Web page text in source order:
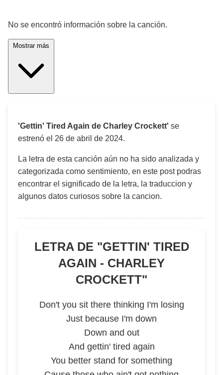
No se encontró información sobre la canción.
'Gettin' Tired Again de Charley Crockett' se
estrenó el 26 de abril de 2024.
La letra de esta canción aún no ha sido analizada y
categorizada como sentimiento, en este post podras
encontrar el significado de la letra, la traduccion y
algunos datos curiosos sobre la cancion.
LETRA DE "GETTIN' TIRED
AGAIN - CHARLEY
CROCKETT"
Don't you sit there thinking I'm losing
Just because I'm down
Down and out
And gettin' tired again
You better stand for something